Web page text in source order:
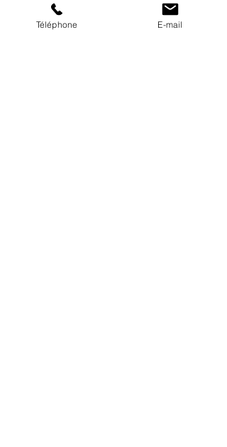
Grande variété de fonctions
Programes "Bien-être" pré-installés
Téléphone E-mail